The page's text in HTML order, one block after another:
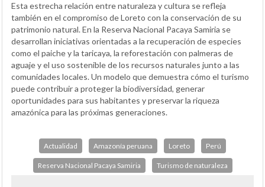
Esta estrecha relación entre naturaleza y cultura se refleja
también en el compromiso de Loreto con la conservación de su
patrimonio natural. En la Reserva Nacional Pacaya Samiria se
desarrollan iniciativas orientadas a la recuperación de especies
como el paiche y la taricaya, la reforestación con palmeras de
aguaje y el uso sostenible de los recursos naturales junto a las
comunidades locales. Un modelo que demuestra cómo el turismo
puede contribuir a proteger la biodiversidad, generar
oportunidades para sus habitantes y preservar la riqueza
amazónica para las próximas generaciones.
Actualidad Amazonía peruana Loreto Perú
Reserva Nacional Pacaya Samiria Turismo de naturaleza